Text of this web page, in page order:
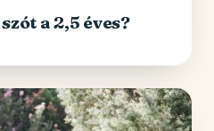
a 2,5 éves?